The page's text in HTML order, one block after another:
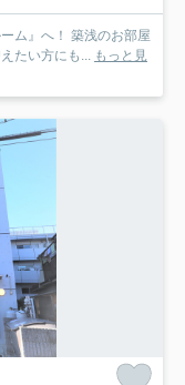
ム』へ！ 築浅のお部屋
たい方にも...
もっと見